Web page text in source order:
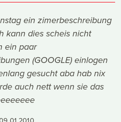
ein zimerbeschreibung
kann dies scheis nicht
ein paar
(GOOGLE) einlogen
gesucht aba hab nix
auch nett wenn sie das